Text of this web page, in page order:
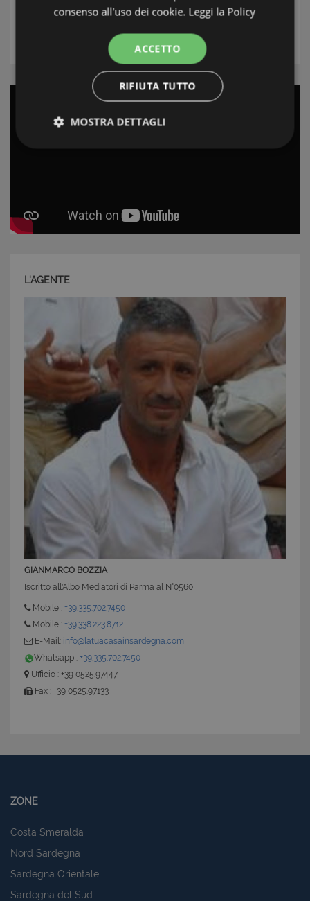
L'AGENTE
GIANMARCO BOZZIA
Iscritto all'Albo Mediatori di Parma al N°0560
Mobile : +39.335.702.7450
Mobile : +39.338.223.8712
E-Mail: info@latuacasainsardegna.com
Whatsapp : +39.335.702.7450
Ufficio : +39 0525.97447
Fax : +39 0525.97133
ZONE
Costa Smeralda
Nord Sardegna
Sardegna Orientale
Sardegna del Sud
consenso all'uso dei cookie. Leggi la Policy
ACCETTO
RIFIUTA TUTTO
MOSTRA DETTAGLI
I cookie strettamente necessari consentono
funzionalità del sito Web principale come l'accesso
degli utenti e la gestione dell'account. Il sito Web
non può essere utilizzato correttamente senza i
cookie strettamente necessari.
Provider/Dominio
Scadenza
PHPSESSID
PHP.net
www.latuacasainsardegna.com
Sessione
CookieScriptConsent